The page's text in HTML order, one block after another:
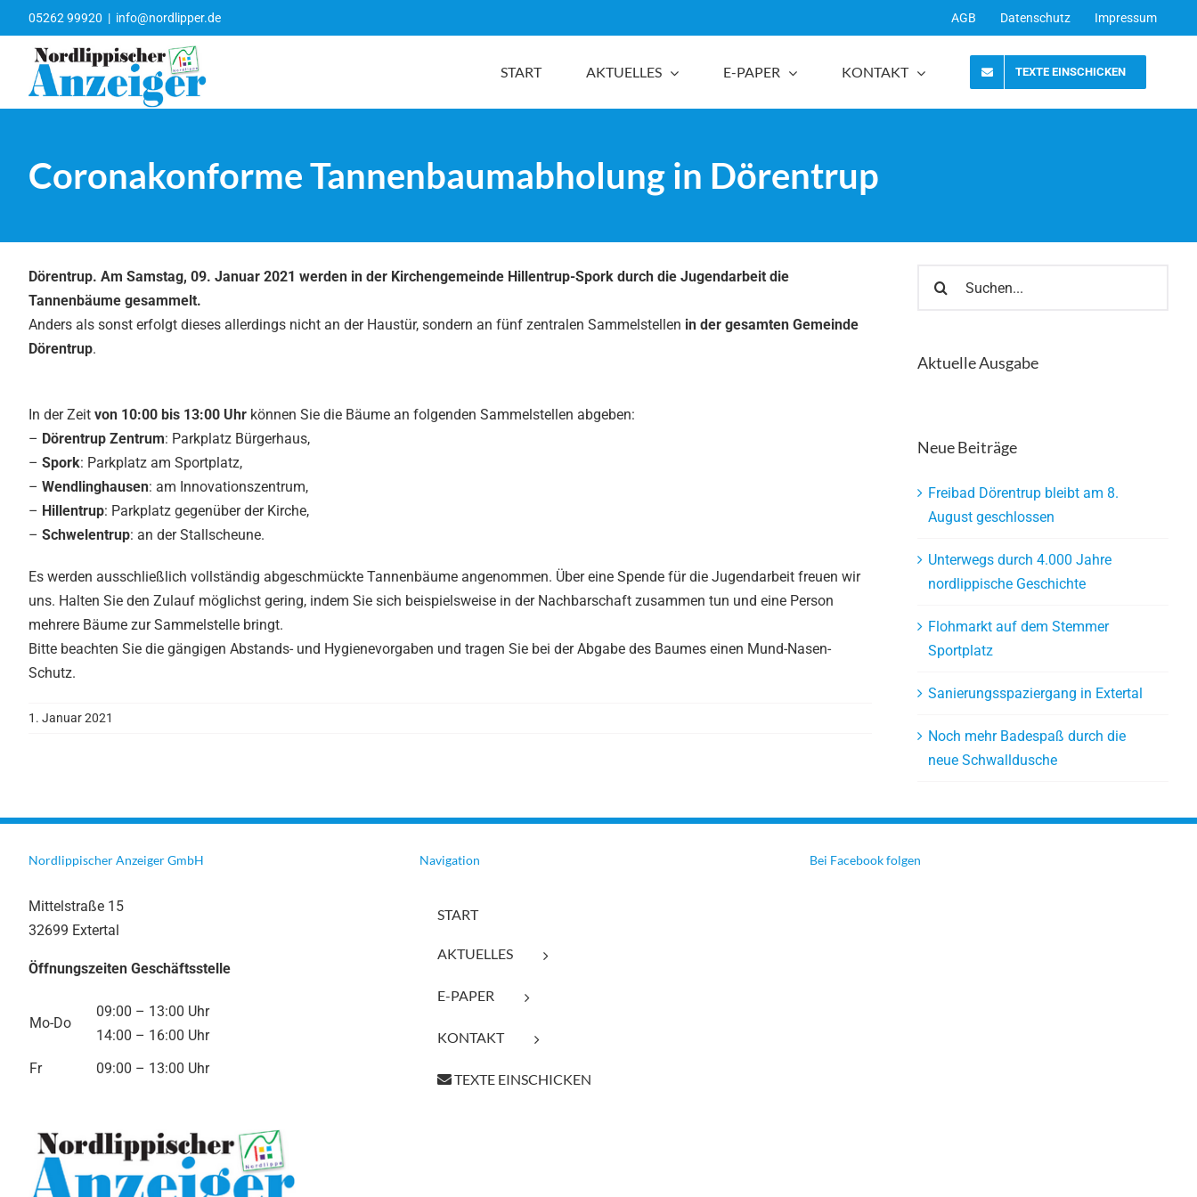
Inhalt
springen
05262 99920 | info@nordlipper.de AGB Datenschutz Impressum
START AKTUELLES E-PAPER KONTAKT TEXTE EINSCHICKEN
Coronakonforme Tannenbaumabholung in Dörentrup
Dörentrup. Am Samstag, 09. Januar 2021 werden in der Kirchengemeinde Hillentrup-Spork durch die Jugendarbeit die
Tannenbäume gesammelt.
Anders als sonst erfolgt dieses allerdings nicht an der Haustür, sondern an fünf zentralen Sammelstellen in der gesamten Gemeinde
Dörentrup.
In der Zeit von 10:00 bis 13:00 Uhr können Sie die Bäume an folgenden Sammelstellen abgeben:
– Dörentrup Zentrum: Parkplatz Bürgerhaus,
– Spork: Parkplatz am Sportplatz,
– Wendlinghausen: am Innovationszentrum,
– Hillentrup: Parkplatz gegenüber der Kirche,
– Schwelentrup: an der Stallscheune.
Es werden ausschließlich vollständig abgeschmückte Tannenbäume angenommen. Über eine Spende für die Jugendarbeit freuen wir
uns. Halten Sie den Zulauf möglichst gering, indem Sie sich beispielsweise in der Nachbarschaft zusammen tun und eine Person
mehrere Bäume zur Sammelstelle bringt.
Bitte beachten Sie die gängigen Abstands- und Hygienevorgaben und tragen Sie bei der Abgabe des Baumes einen Mund-Nasen-
Schutz.
1. Januar 2021
nach:
Aktuelle Ausgabe
Neue Beiträge
Freibad Dörentrup bleibt am 8.
August geschlossen
Unterwegs durch 4.000 Jahre
nordlippische Geschichte
Flohmarkt auf dem Stemmer
Sportplatz
Sanierungsspaziergang in Extertal
Noch mehr Badespaß durch die
neue Schwalldusche
Nordlippischer Anzeiger GmbH
Mittelstraße 15
32699 Extertal
Öffnungszeiten Geschäftsstelle
Mo-Do
09:00 – 13:00 Uhr
14:00 – 16:00 Uhr
Fr
09:00 – 13:00 Uhr
Navigation
START
AKTUELLES
E-PAPER
KONTAKT
TEXTE EINSCHICKEN
Bei Facebook folgen